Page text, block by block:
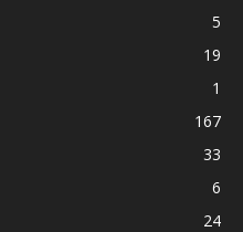
5
19
1
167
33
6
24